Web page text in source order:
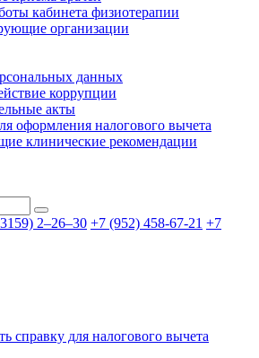
кабинета физиотерапии
организации
данных
коррупции
акты
оформления налогового вычета
клинические рекомендации
2–26–30 +7 (952) 458-67-21 +7
справку для налогового вычета